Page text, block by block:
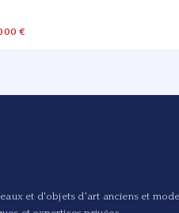
€
et d'objets d'art anciens et